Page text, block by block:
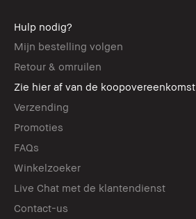
Hulp nodig?
Mijn bestelling volgen
Retour & omruilen
Zie hier af van de koopovereenkomst
Verzending
Promoties
FAQs
Winkelzoeker
Live Chat met de klantendienst
Contact-us